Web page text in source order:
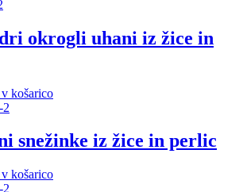
okrogli uhani iz žice in
košarico
snežinke iz žice in perlic
košarico